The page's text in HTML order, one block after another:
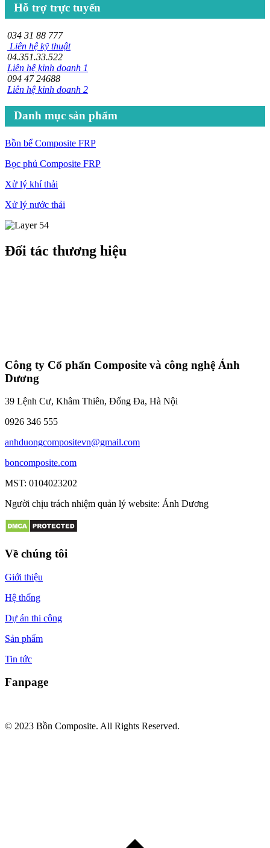
Hỗ trợ trực tuyến
034 31 88 777
Liên hệ kỹ thuật
04.351.33.522
Liên hệ kinh doanh 1
094 47 24688
Liên hệ kinh doanh 2
Danh mục sản phẩm
Bồn bể Composite FRP
Bọc phủ Composite FRP
Xử lý khí thải
Xử lý nước thải
Đối tác thương hiệu
Công ty Cổ phẩn Composite và công nghệ Ánh
Dương
39 Lệnh Cư, Khâm Thiên, Đống Đa, Hà Nội
0926 346 555
anhduongcompositevn@gmail.com
boncomposite.com
MST: 0104023202
Người chịu trách nhiệm quản lý website: Ánh Dương
Về chúng tôi
Giới thiệu
Hệ thống
Dự án thi công
Sản phẩm
Tin tức
Fanpage
© 2023 Bồn Composite. All Rights Reserved.